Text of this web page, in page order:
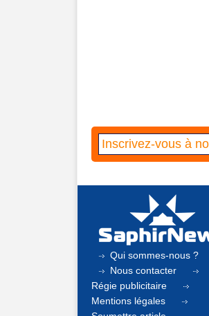
Qui sommes-nous ?
Nous contacter
Régie publicitaire
Mentions légales